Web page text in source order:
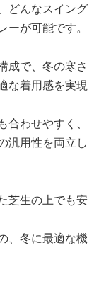
どんなスイング
が可能です。
成で、冬の寒さ
な着用感を実現
わせやすく、
汎用性を両立し
芝生の上でも安
、冬に最適な機